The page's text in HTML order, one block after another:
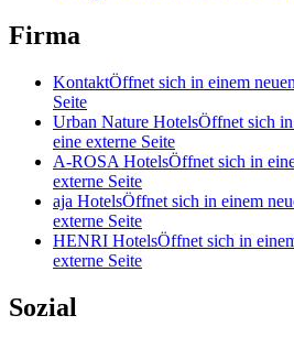
Firma
KontaktÖffnet sich in einem
Seite
Urban Nature HotelsÖffnet sich
eine externe Seite
A-ROSA HotelsÖffnet sich in
externe Seite
aja HotelsÖffnet sich in einem
externe Seite
HENRI HotelsÖffnet sich in
externe Seite
Sozial